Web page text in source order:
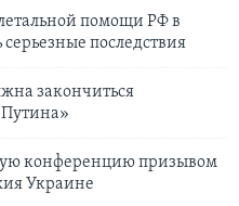
помощи РФ в
последствия
закончиться
конференцию призывом
Украине